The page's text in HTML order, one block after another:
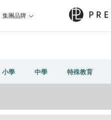
集團品牌
小學 中學 特殊教育